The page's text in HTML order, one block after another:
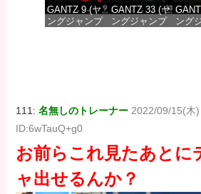
GANTZ 9 (ヤ
ングジャンプ
GANTZ 33 (ヤ
ングジャンプ
ング
コミ
111:名無しのトレーナー 2022/09/15(木
ID:6wTauQ+g0
お前らこれ見たあとに
ャ出せるんか？